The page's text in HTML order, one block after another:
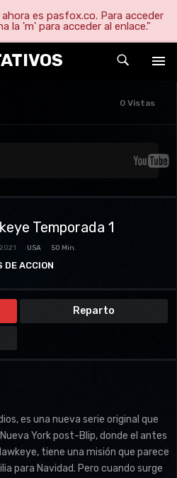
es pasfox.co. Para acceder
la 'm' para acceder al enlace."
0 Vistas
Temporada 1
USA 50 Min.
DE ACCION
DE SUPER HEROES
TV
Reparto
es una nueva serie original que
York post-Blip, donde el antes
tiene una misión que parece
para Navidad. Pero cuando surge